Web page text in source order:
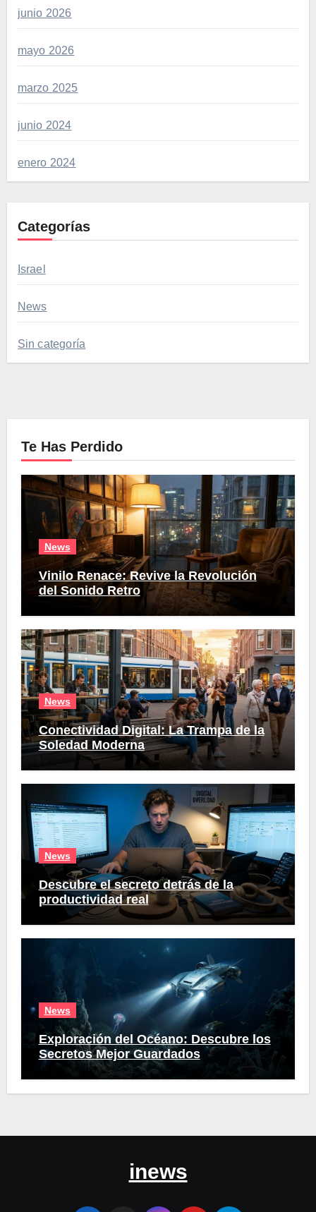
junio 2026
mayo 2026
marzo 2025
junio 2024
enero 2024
Categorías
Israel
News
Sin categoría
Te Has Perdido
News
Vinilo Renace: Revive la Revolución
del Sonido Retro
News
Conectividad Digital: La Trampa de la
Soledad Moderna
News
Descubre el secreto detrás de la
productividad real
News
Exploración del Océano: Descubre los
Secretos Mejor Guardados
inews